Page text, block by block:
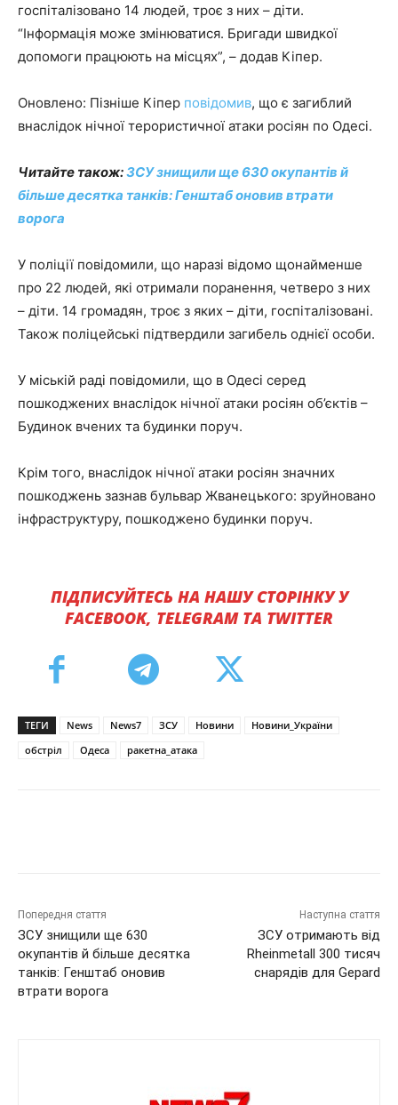
госпіталізовано 14 людей, троє з них – діти.
“Інформація може змінюватися. Бригади швидкої
допомоги працюють на місцях”, – додав Кіпер.
Оновлено: Пізніше Кіпер повідомив, що є загиблий
внаслідок нічної терористичної атаки росіян по Одесі.
Читайте також:ЗСУ знищили ще 630 окупантів й
більше десятка танків: Генштаб оновив втрати
ворога
У поліції повідомили, що наразі відомо щонайменше
про 22 людей, які отримали поранення, четверо з них
– діти. 14 громадян, троє з яких – діти, госпіталізовані.
Також поліцейські підтвердили загибель однієї особи.
У міській раді повідомили, що в Одесі серед
пошкоджених внаслідок нічної атаки росіян об’єктів –
Будинок вчених та будинки поруч.
Крім того, внаслідок нічної атаки росіян значних
пошкоджень зазнав бульвар Жванецького: зруйновано
інфраструктуру, пошкоджено будинки поруч.
ПІДПИСУЙТЕСЬ НА НАШУ СТОРІНКУ У
FACEBOOK, TELEGRAM ТА TWITTER
ТЕГИ News News7 ЗСУ Новини
Новини_України
обстріл
Одеса ракетна_атака
Попередня стаття
ЗСУ знищили ще 630
окупантів й більше десятка
танків: Генштаб оновив
втрати ворога
Наступна стаття
ЗСУ отримають від
Rheinmetall 300 тисяч
снарядів для Gepard